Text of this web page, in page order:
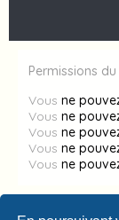
Permissions
Vous ne
Vous ne
Vous ne
Vous ne
Vous ne